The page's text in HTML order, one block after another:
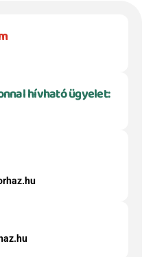
hívható ügyelet: